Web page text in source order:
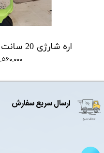
اره شارژی 20 سانت ZX مدل BMC2020
۱۰,۵۶۰,۰۰۰
ارسال سریع سفارش